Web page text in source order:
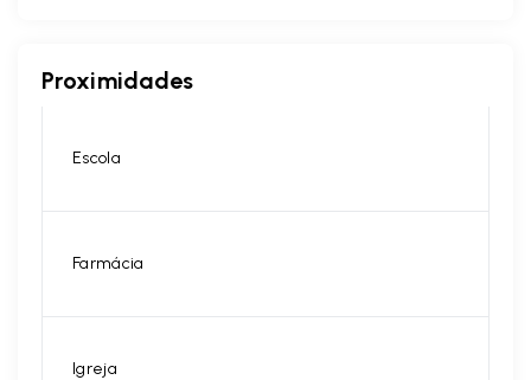
Proximidades
Escola
Farmácia
Igreja